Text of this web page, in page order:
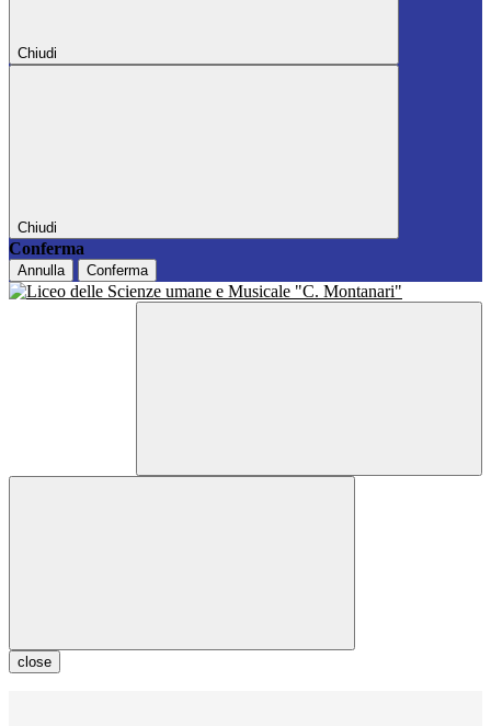
Chiudi
Chiudi
Conferma
Annulla Conferma
close